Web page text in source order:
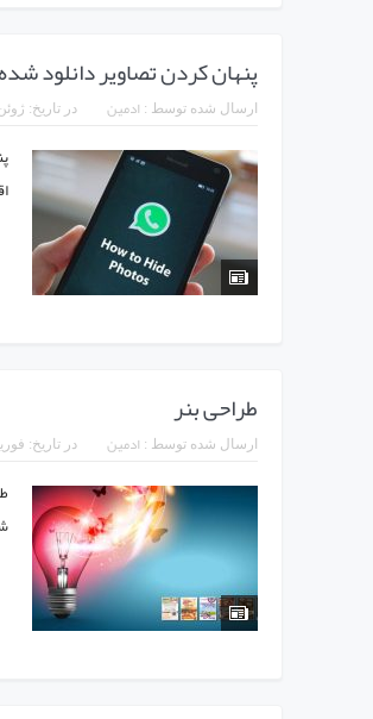
پنهان کردن تصاویر دانلود
ارسال شده توسط : ادمین در تاریخ: ژوئن 18,
طراحی بنر
ارسال شده توسط : ادمین در تاریخ: فوریه 21,